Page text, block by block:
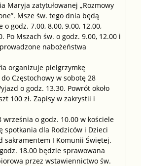
Maryja zatytułowanej „Rozmowy
Msze św. tego dnia będą
o godz. 7.00, 8.00, 9.00, 12.00,
Po Mszach św. o godz. 9.00, 12.00 i
nabożeństwa
organizuje pielgrzymkę
Częstochowy w sobotę 28
o godz. 13.30. Powrót około
100 zł. Zapisy w zakrystii i
września o godz. 10.00 w kościele
spotkania dla Rodziców i Dzieci
sakramentem I Komunii Świętej.
18.00 będzie sprawowana
przez wstawiennictwo św.